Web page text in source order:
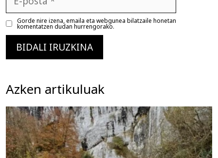
posta
Gorde nire izena, emaila eta webgunea bilatzaile honetan
komentatzen dudan hurrengorako.
Azken artikuluak